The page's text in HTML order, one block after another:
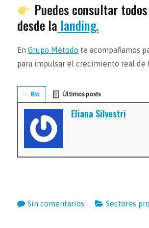
Puedes consultar
desde la landing.
En Grupo Método te acompañamos
para impulsar el crecimiento real de
Bio Últimos posts
Eliana Silvestri
Sin comentarios Sectores